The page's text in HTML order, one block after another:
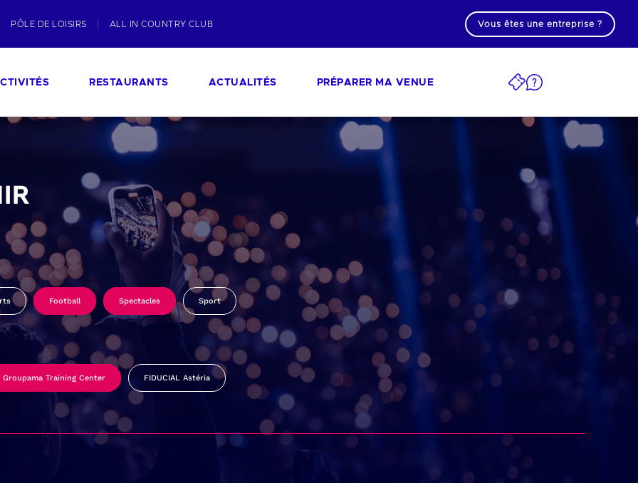
PÔLE DE LOISIRS ALL IN COUNTRY CLUB Vous êtes une entreprise ?
RESTAURANTS ACTUALITÉS PRÉPARER MA VENUE
Football Spectacles Sport
Groupama Training Center FIDUCIAL Astéria